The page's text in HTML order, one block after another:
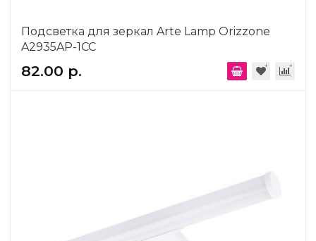
Подсветка для зеркал Arte Lamp Orizzone
A2935AP-1CC
82.00 р.